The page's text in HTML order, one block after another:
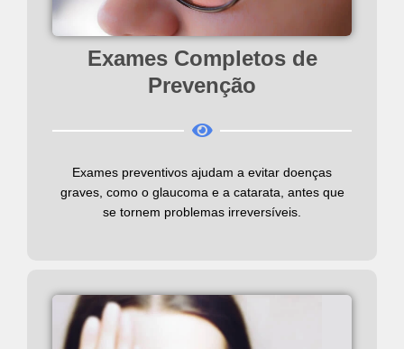
Exames Completos de
Prevenção
Exames preventivos ajudam a evitar doenças
graves, como o glaucoma e a catarata, antes que
se tornem problemas irreversíveis.